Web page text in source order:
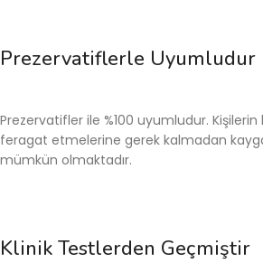
Prezervatiflerle Uyumludur
Prezervatifler ile %100 uyumludur.
feragat etmelerine gerek kalmadan
mümkün olmaktadır.
Klinik Testlerden Geçmiştir